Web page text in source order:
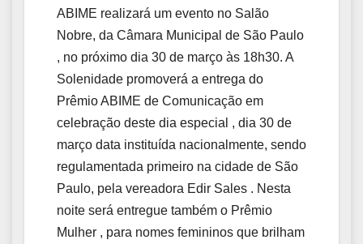
ABIME realizará um evento no Salão
Nobre, da Câmara Municipal de São Paulo
, no próximo dia 30 de março às 18h30. A
Solenidade promoverá a entrega do
Prêmio ABIME de Comunicação em
celebração deste dia especial , dia 30 de
março data instituída nacionalmente, sendo
regulamentada primeiro na cidade de São
Paulo, pela vereadora Edir Sales . Nesta
noite será entregue também o Prêmio
Mulher , para nomes femininos que brilham